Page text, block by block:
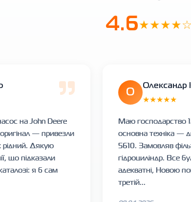
4.6★★★★☆
на John Deere
— привезли
рідний. Дякую
що підказали
я б сам
О
Олександр
★★★★★
Маю господарство
основна техніка —
5610. Замовляв
гідроциліндр. Все
адекватні, Новою
третій...